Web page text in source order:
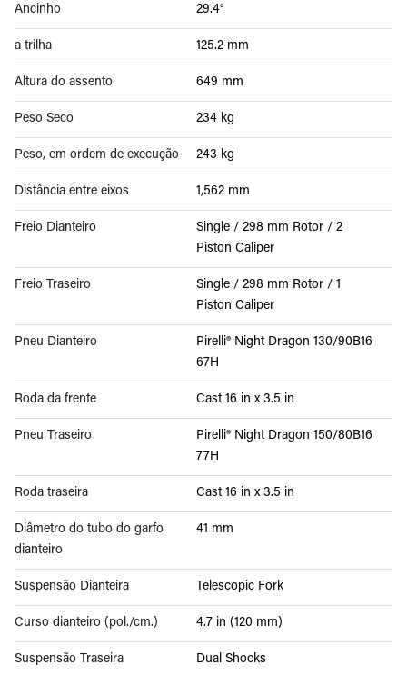
Ancinho 29.4°
a trilha 125.2 mm
Altura do assento 649 mm
Peso Seco 234 kg
Peso, em ordem de execução 243 kg
Distância entre eixos 1,562 mm
Freio Dianteiro
Single / 298 mm Rotor / 2
Piston Caliper
Freio Traseiro
Single / 298 mm Rotor / 1
Piston Caliper
Pneu Dianteiro
Pirelli® Night Dragon 130/90B16
67H
Roda da frente Cast 16 in x 3.5 in
Pneu Traseiro
Pirelli® Night Dragon 150/80B16
77H
Roda traseira Cast 16 in x 3.5 in
Diâmetro do tubo do garfo
dianteiro
41 mm
Suspensão Dianteira Telescopic Fork
Curso dianteiro (pol./cm.) 4.7 in (120 mm)
Suspensão Traseira Dual Shocks